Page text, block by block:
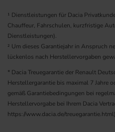
¹ Dienstleistungen für Dacia
Chauffeur, Fahrschulen, kurzfristige
Dienstleistungen).
² Um dieses Garantiejahr in Anspruch
lückenlos nach Herstellervorgaben
* Dacia Treuegarantie der Renault
Herstellergarantie bis maximal 7 Jahre
gemäß Garantiebedingungen bei
Herstellervorgabe bei Ihrem Dacia
https://www.dacia.de/treuegarantie.html)